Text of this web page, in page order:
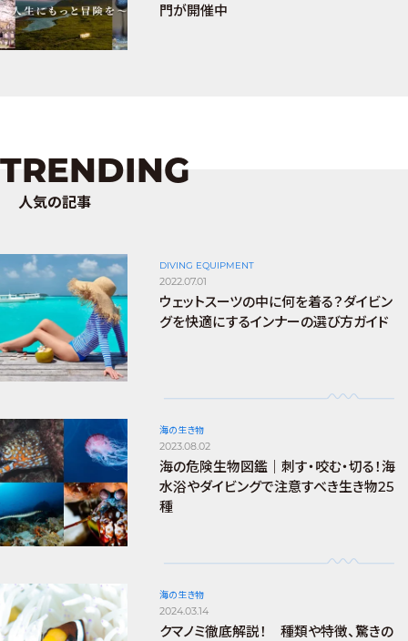
門が開催中
TRENDING
人気の記事
DIVING EQUIPMENT
2022.07.01
ウェットスーツの中に何を着る？ダイビン
グを快適にするインナーの選び方ガイド
海の生き物
2023.08.02
海の危険生物図鑑｜刺す・咬む・切る！海
水浴やダイビングで注意すべき生き物25
種
海の生き物
2024.03.14
クマノミ徹底解説！ 種類や特徴、驚きの